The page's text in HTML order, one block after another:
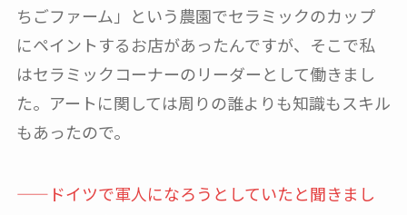
ちごファーム」という農園でセラミックのカップ
にペイントするお店があったんですが、そこで私
はセラミックコーナーのリーダーとして働きまし
た。アートに関しては周りの誰よりも知識もスキル
もあったので。
——ドイツで軍人になろうとしていたと聞きまし